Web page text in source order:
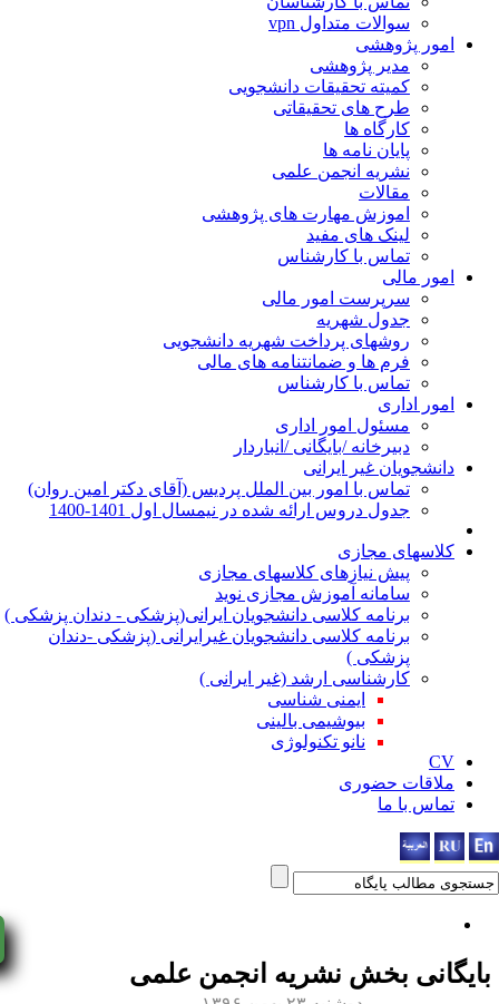
سوالات متداول vpn
پژوهشی
مدیر پژوهشی
کمیته تحقیقات دانشجویی
طرح های تحقیقاتی
کارگاه ها
پایان نامه ها
نشریه انجمن علمی
مقالات
اموزش مهارت های پژوهشی
لینک های مفید
تماس با کارشناس
مالی
سرپرست امور مالی
جدول شهریه
روشهای پرداخت شهریه دانشجویی
فرم ها و ضمانتنامه های مالی
تماس با کارشناس
اداری
مسئول امور اداری
دبیرخانه /بایگانی /انباردار
غیر ایرانی
تماس با امور بین الملل پردیس (آقای دکتر امین روان)
جدول دروس ارائه شده در نیمسال اول 1401-1400
مجازی
پیش نیازهای کلاسهای مجازی
سامانه آموزش مجازی نوید
برنامه کلاسی دانشجویان ایرانی(پزشکی - دندان پزشکی )
برنامه کلاسی دانشجویان غیرایرانی (پزشکی -دندان
پزشکی )
کارشناسی ارشد (غیر ایرانی )
ایمنی شناسی
بیوشیمی بالینی
نانو تکنولوژی
حضوری
با ما
بخشنشریه انجمن علمی